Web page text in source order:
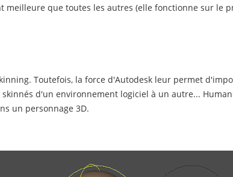
meilleure que toutes les autres (elle fonctionne sur
Toutefois, la force d'Autodesk leur permet
d'un environnement logiciel à un autre...
un personnage 3D.